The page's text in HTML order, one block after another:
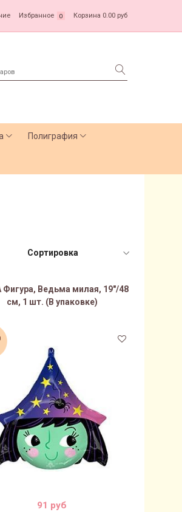
Избранное 0 Корзина 0.00 руб
Полиграфия
Фигура, Ведьма милая, 19"/48
см, 1 шт. (В упаковке)
91 руб